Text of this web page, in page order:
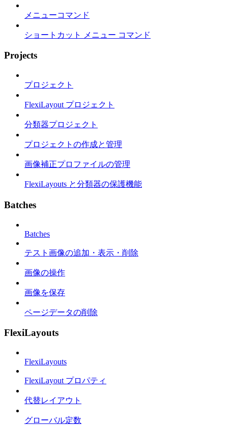
メニューコマンド
ショートカット メニュー コマンド
Projects
プロジェクト
FlexiLayout プロジェクト
分類器プロジェクト
プロジェクトの作成と管理
画像補正プロファイルの管理
FlexiLayouts と分類器の保護機能
Batches
Batches
テスト画像の追加・表示・削除
画像の操作
画像を保存
ページデータの削除
FlexiLayouts
FlexiLayouts
FlexiLayout プロパティ
代替レイアウト
グローバル定数